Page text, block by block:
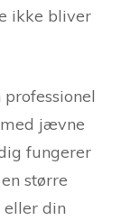
ikke bliver
jævne
fungerer
større
din